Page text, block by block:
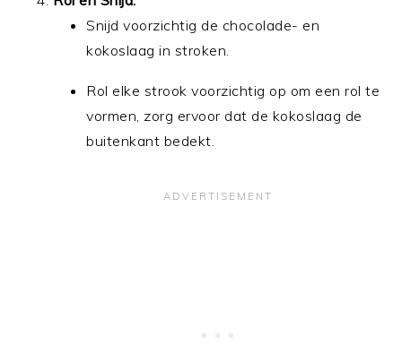
Snijd voorzichtig de chocolade- en
kokoslaag in stroken.
Rol elke strook voorzichtig op om een rol te
vormen, zorg ervoor dat de kokoslaag de
buitenkant bedekt.